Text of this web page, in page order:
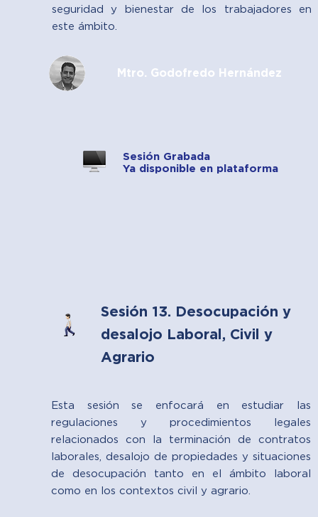
seguridad y bienestar de los trabajadores en
este ámbito.
Mtro. Godofredo Hernández
Sesión Grabada
Ya disponible en plataforma
Sesión 13. Desocupación y
desalojo Laboral, Civil y
Agrario
Esta sesión se enfocará en estudiar las
regulaciones y procedimientos legales
relacionados con la terminación de contratos
laborales, desalojo de propiedades y situaciones
de desocupación tanto en el ámbito laboral
como en los contextos civil y agrario.